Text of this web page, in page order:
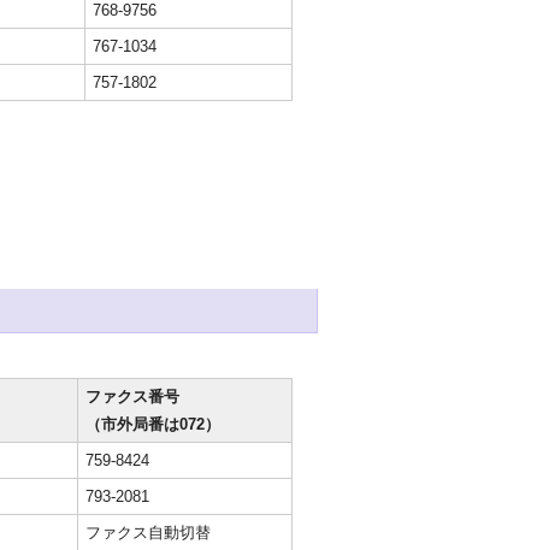
768-9756
767-1034
757-1802
ファクス番号
（市外局番は072）
759-8424
793-2081
ファクス自動切替